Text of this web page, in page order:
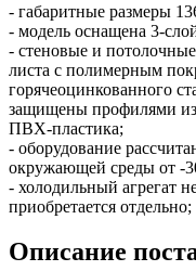
- габаритные размеры
- модель оснащена 3-
- стеновые и
листа с полимерным
горячеоцинкованного
защищены профилями из
ПВХ-пластика;
- оборудование
окружающей среды от -
- холодильный агрегат
приобретается отдельно;
Описание